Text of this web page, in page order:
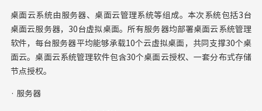
桌面云系统由服务器、桌面云管理系统等组成。本次系统包括3台
桌面云服务器，30台虚拟桌面。所有服务器均部署桌面云系统管理
软件，每台服务器平均能够承载10个云虚拟桌面，共同支撑30个桌
面云。桌面云系统管理软件包含30个桌面云授权、一套分布式存储
节点授权。
· 服务器